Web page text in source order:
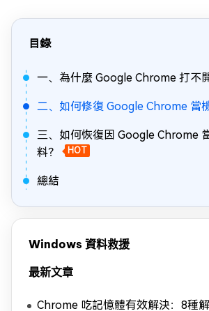
目錄
一、為什麼 Google Chrome 打不
二、如何修復 Google Chrome 當
三、如何恢復因 Google Chrome
料？
HOT
總結
Windows 資料救援
最新文章
Chrome 吃記憶體有效解決：8種